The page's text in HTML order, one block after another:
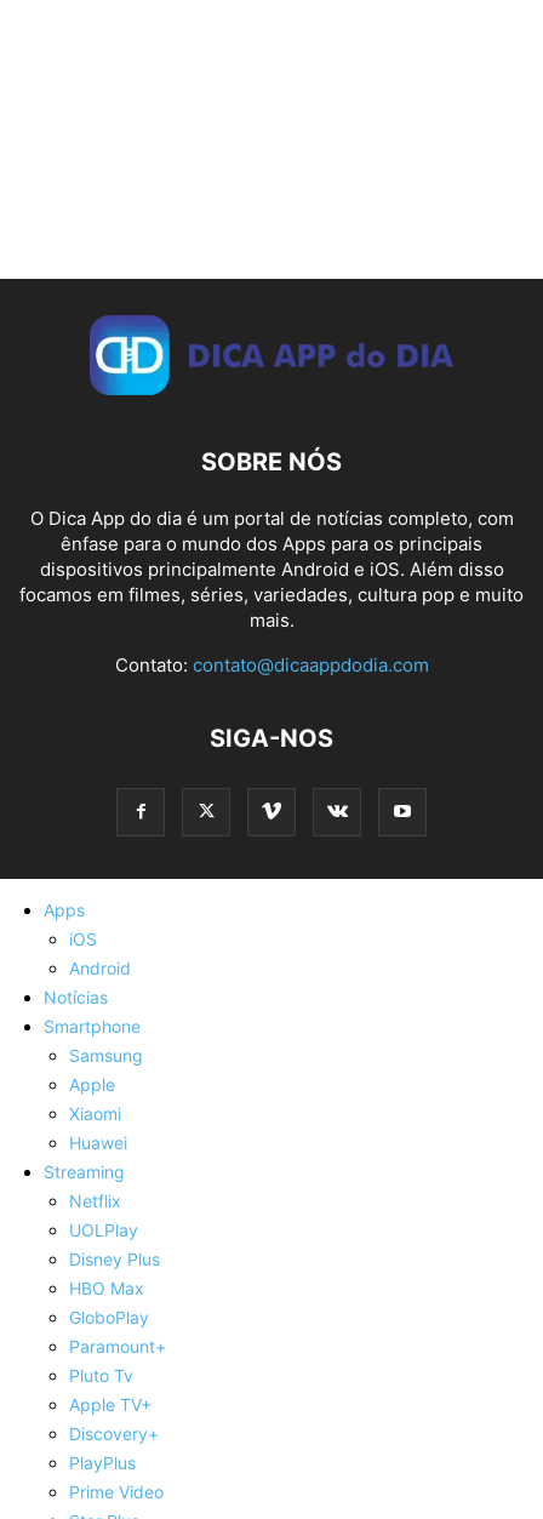
SOBRE NÓS
O Dica App do dia é um portal de notícias completo, com
ênfase para o mundo dos Apps para os principais
dispositivos principalmente Android e iOS. Além disso
focamos em filmes, séries, variedades, cultura pop e muito
mais.
Contato: contato@dicaappdodia.com
SIGA-NOS
Apps
iOS
Android
Notícias
Smartphone
Samsung
Apple
Xiaomi
Huawei
Streaming
Netflix
UOLPlay
Disney Plus
HBO Max
GloboPlay
Paramount+
Pluto Tv
Apple TV+
Discovery+
PlayPlus
Prime Video